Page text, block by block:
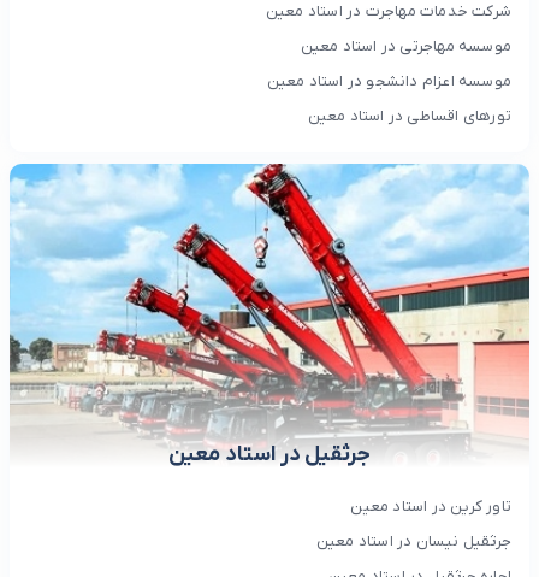
شرکت خدمات مهاجرت در استاد معین
موسسه مهاجرتی در استاد معین
موسسه اعزام دانشجو در استاد معین
تورهای اقساطی در استاد معین
جرثقیل در استاد معین
تاور کرین در استاد معین
جرثقیل نیسان در استاد معین